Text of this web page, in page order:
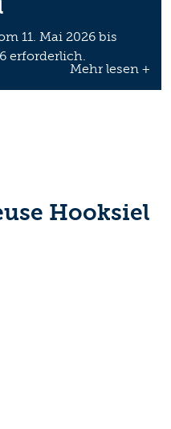
11. Mai 2026 bis
erforderlich.
Mehr lesen +
Hooksiel